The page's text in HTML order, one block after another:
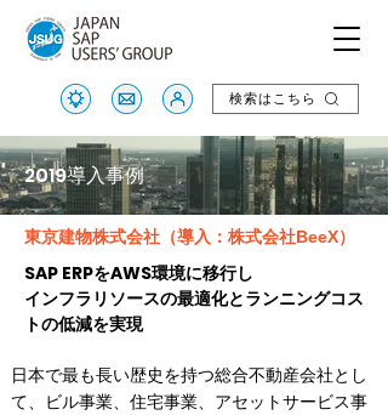
検索はこちら
検索はこちら
2019導入事例
東京建物株式会社（導入：株式会社BeeX）
SAP ERPをAWS環境に移行し
インフラリソースの最適化とランニングコス
トの低減を実現
日本で最も長い歴史を持つ総合不動産会社とし
て、ビル事業、住宅事業、アセットサービス事